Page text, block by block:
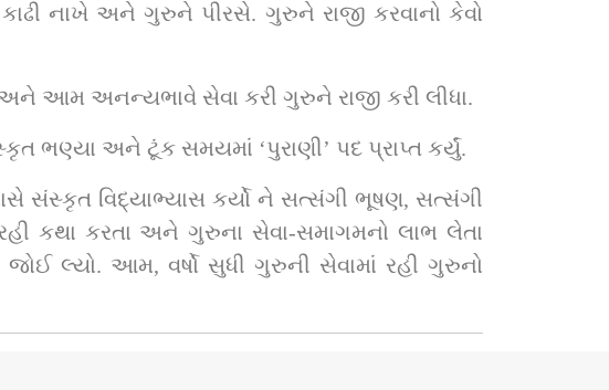
નાખે અને ગુરુને પીરસે. ગુરુને રાજી કરવાનો કેવો
અને આમ અનન્યભાવે સેવા કરી ગુરુને રાજી કરી લીધા.
ભણ્યા અને ટૂંક સમયમાં ‘પુરાણી’ પદ પ્રાપ્ત કર્યું.
સંસ્કૃત વિદ્યાભ્યાસ કર્યો ને સત્સંગી ભૂષણ, સત્સંગી
કથા કરતા અને ગુરુના સેવા-સમાગમનો લાભ લેતા
લ્યો. આમ, વર્ષો સુધી ગુરુની સેવામાં રહી ગુરુનો